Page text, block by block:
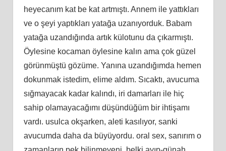
heyecanım kat be kat artmıştı. Annem ile yattıkları
ve o şeyi yaptıkları yatağa uzanıyorduk. Babam
yatağa uzandığında artık külotunu da çıkarmıştı.
Öylesine kocaman öylesine kalın ama çok güzel
görünmüştü gözüme. Yanına uzandığımda hemen
dokunmak istedim, elime aldım. Sıcaktı, avucuma
sığmayacak kadar kalındı, iri damarları ile hiç
sahip olamayacağımı düşündüğüm bir ihtişamı
vardı. usulca okşarken, aleti kasılıyor, sanki
avucumda daha da büyüyordu. oral sex, sanırım o